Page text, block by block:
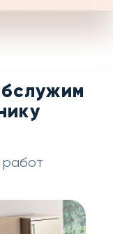
на месте, то мы
работ